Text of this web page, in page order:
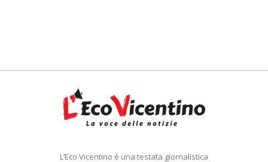
L’Eco Vicentino è una testata giornalistica